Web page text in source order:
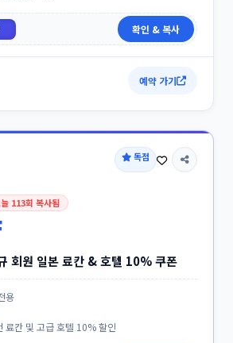
확인 & 복사
예약 가기
독점
113회 복사됨
회원 일본 료칸 & 호텔 10% 쿠폰
용
료칸 및 고급 호텔 10% 할인